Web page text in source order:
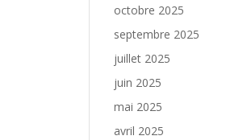
octobre 2025
septembre 2025
juillet 2025
juin 2025
mai 2025
avril 2025